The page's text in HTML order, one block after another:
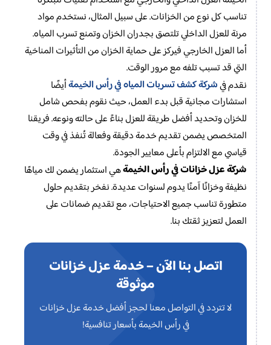
تناسب كل نوع من الخزانات. على سبيل المثال، نستخدم مواد
مرنة للعزل الداخلي تلتصق بجدران الخزان وتمنع تسرب المياه.
أما العزل الخارجي فيركز على حماية الخزان من التأثيرات المناخية
التي قد تسبب تلفه مع مرور الوقت.
نقدم فيشركة كشف تسربات المياه في رأس الخيمةأيضًا
استشارات مجانية قبل بدء العمل، حيث نقوم بفحص شامل
للخزان وتحديد أفضل طريقة للعزل بناءً على حالته ونوعه. فريقنا
المتخصص يضمن تقديم خدمة دقيقة وفعالة تُنفذ في وقت
قياسي مع الالتزام بأعلى معايير الجودة.
شركة عزل خزانات في رأس الخيمةهي استثمار يضمن لك مياهًا
نظيفة وخزانًا آمنًا يدوم لسنوات عديدة. نفخر بتقديم حلول
متطورة تناسب جميع الاحتياجات، مع تقديم ضمانات على
العمل لتعزيز ثقتك بنا.
اتصل بنا الآن – خدمة عزل خزانات
موثوقة
لا تتردد في التواصل معنا لحجز أفضل خدمة عزل خزانات
في رأس الخيمة بأسعار تنافسية!